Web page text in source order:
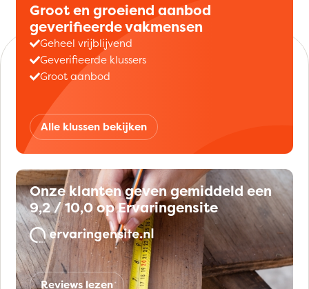
Groot en groeiend aanbod
geverifieerde vakmensen
Geheel vrijblijvend
Geverifieerde klussers
Groot aanbod
Alle klussen bekijken
Onze klanten geven gemiddeld een
9,2 / 10,0 op Ervaringensite
Reviews lezen